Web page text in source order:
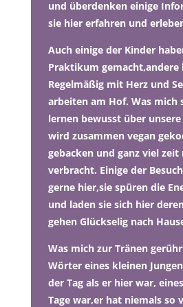
und überdenken einige
sie hier erfahren und
Auch einige der Kinder
Praktikum gemacht,andere
Regelmäßig mit Herz und
arbeiten am Hof. Was mich
lernen bewusst über
wird zusammen vegan
gebacken und ganz viel
verbracht. Einige der
gerne hier,sie spüren die
und laden sie sich hier
gehen Glückselig nach
Was mich zur Tränen
Wörter eines kleinen
der Tag als er hier war,
Tage war,er hat niemals so